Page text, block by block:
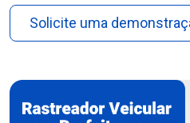
Solicite uma